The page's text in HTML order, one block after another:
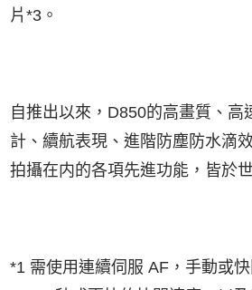
片*3。
自推出以來，D850的高畫質、高
計、續航表現、進階防塵防水滴
拍攝在内的各項先進功能，皆於
*1 需使用連續伺服 AF，手動或